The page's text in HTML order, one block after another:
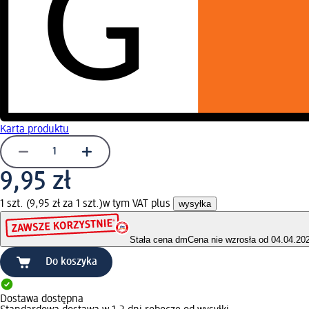
G
Karta produktu
9,95 zł
1 szt. (9,95 zł za 1 szt.)w tym VAT plus wysyłka
Stała cena dmCena nie wzrosła od
Do koszyka
Dostawa dostępna